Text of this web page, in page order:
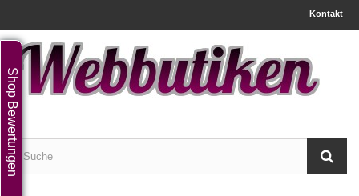
Kontakt
Shop Bewertungen